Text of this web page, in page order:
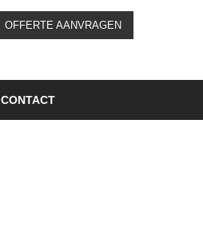
CONTACT
OFFERTE AANVRAGEN